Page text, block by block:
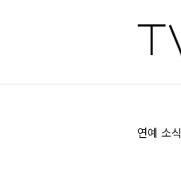
연예 소식